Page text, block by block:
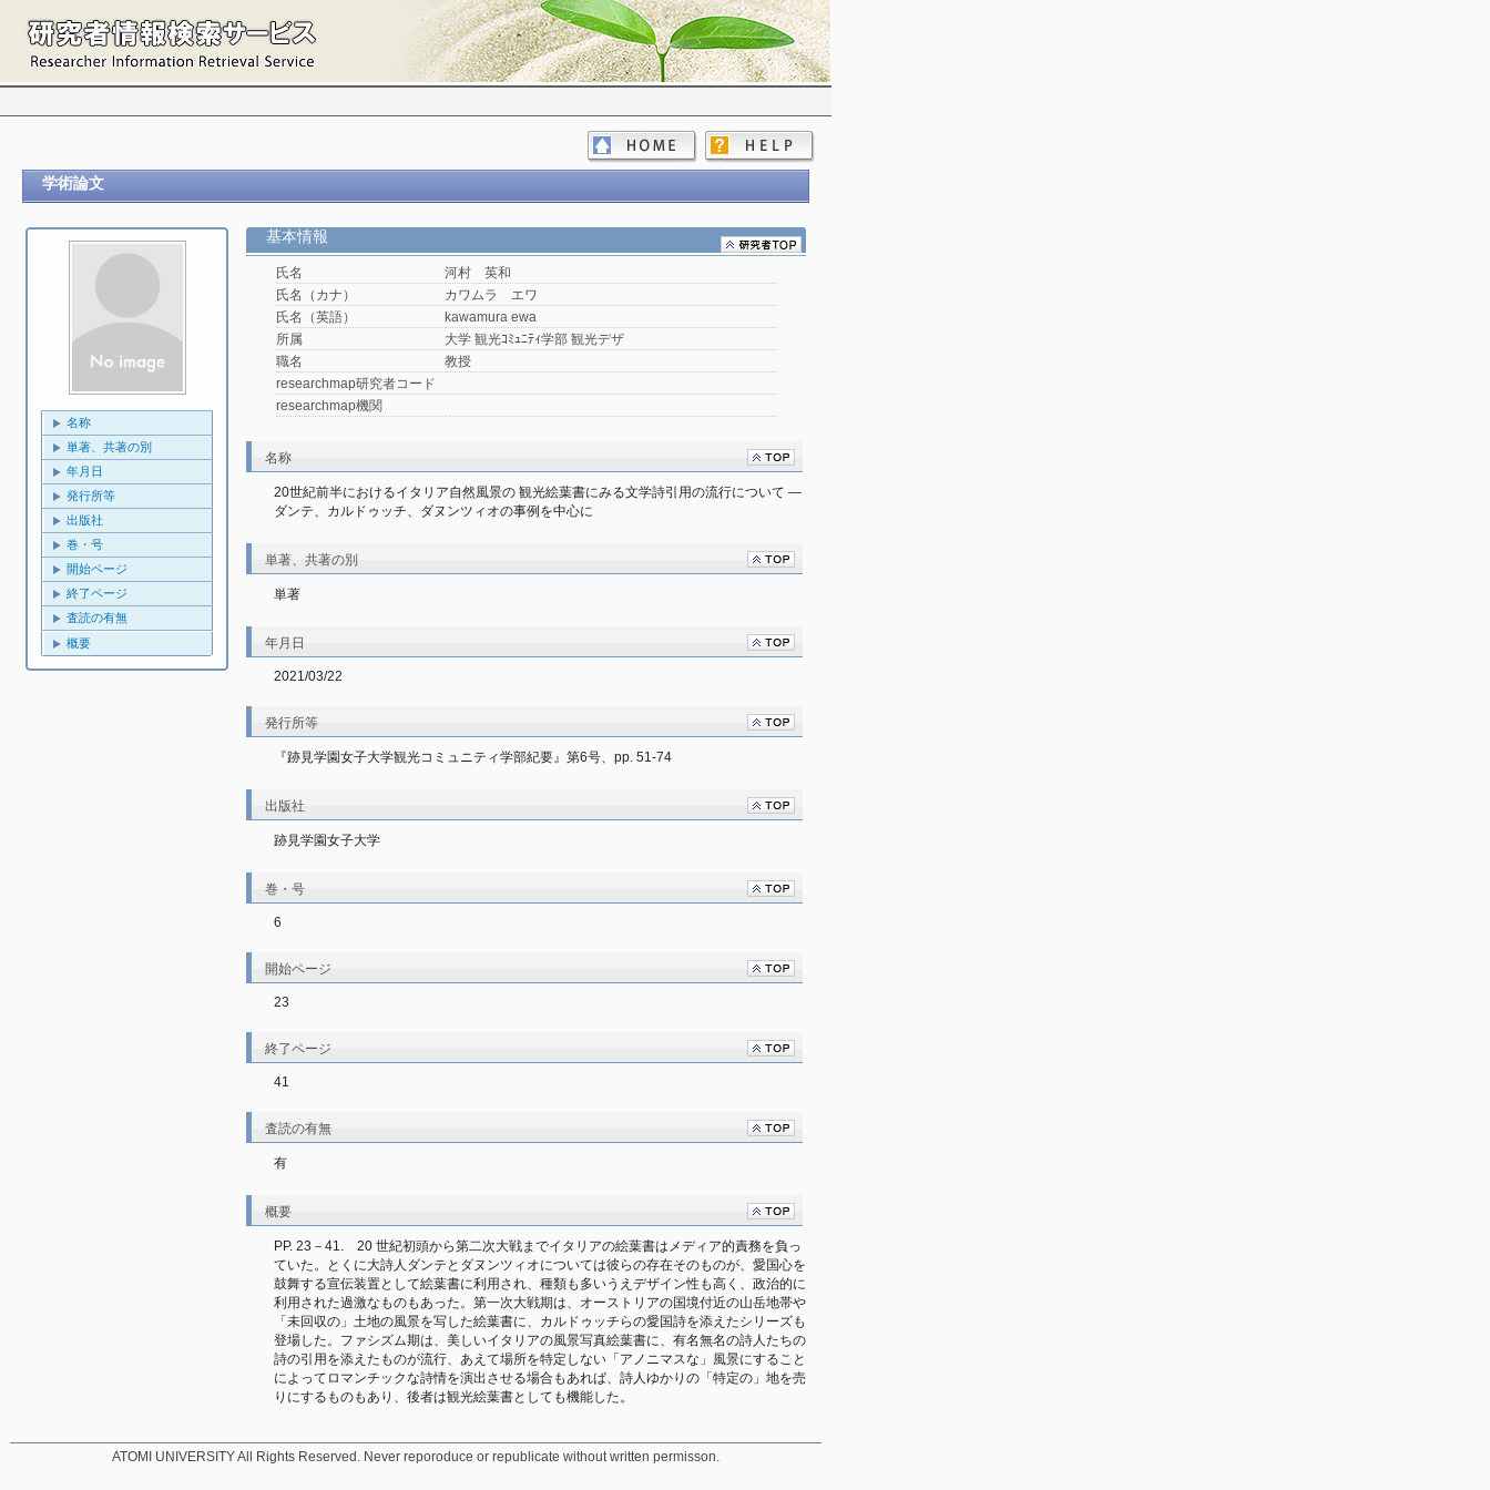
学術論文
名称
単著、共著の別
年月日
発行所等
出版社
巻・号
開始ページ
終了ページ
査読の有無
概要
基本情報
氏名
河村 英和
氏名（カナ）
カワムラ エワ
氏名（英語）
kawamura ewa
所属
大学 観光ｺﾐｭﾆﾃｨ学部 観光デザ
職名
教授
researchmap研究者コード
researchmap機関
名称
20世紀前半におけるイタリア自然風景の 観光絵葉書にみる文学詩引用の流行について ―
ダンテ、カルドゥッチ、ダヌンツィオの事例を中心に
単著、共著の別
単著
年月日
2021/03/22
発行所等
『跡見学園女子大学観光コミュニティ学部紀要』第6号、pp. 51-74
出版社
跡見学園女子大学
巻・号
6
開始ページ
23
終了ページ
41
査読の有無
有
概要
PP. 23－41.　20 世紀初頭から第二次大戦までイタリアの絵葉書はメディア的責務を負っ
ていた。とくに大詩人ダンテとダヌンツィオについては彼らの存在そのものが、愛国心を
鼓舞する宣伝装置として絵葉書に利用され、種類も多いうえデザイン性も高く、政治的に
利用された過激なものもあった。第一次大戦期は、オーストリアの国境付近の山岳地帯や
「未回収の」土地の風景を写した絵葉書に、カルドゥッチらの愛国詩を添えたシリーズも
登場した。ファシズム期は、美しいイタリアの風景写真絵葉書に、有名無名の詩人たちの
詩の引用を添えたものが流行、あえて場所を特定しない「アノニマスな」風景にすること
によってロマンチックな詩情を演出させる場合もあれば、詩人ゆかりの「特定の」地を売
りにするものもあり、後者は観光絵葉書としても機能した。